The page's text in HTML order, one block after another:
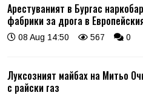
Арестуваният в Бургас
фабрики за дрога в
08 Aug 14:50 567 0
Луксозният майбах на Митьо
с райски газ